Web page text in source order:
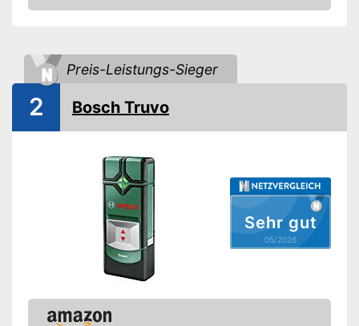
Produkteigenschaften
Detektion von
- Kunststoff
- Holz
Batterien inklusive
Optisches Signal
Akustisches Signal
Vorteile
Amazon
Preis-Leistungs-Sieger
Sehr gut
05/2026
2 Bosch Truvo